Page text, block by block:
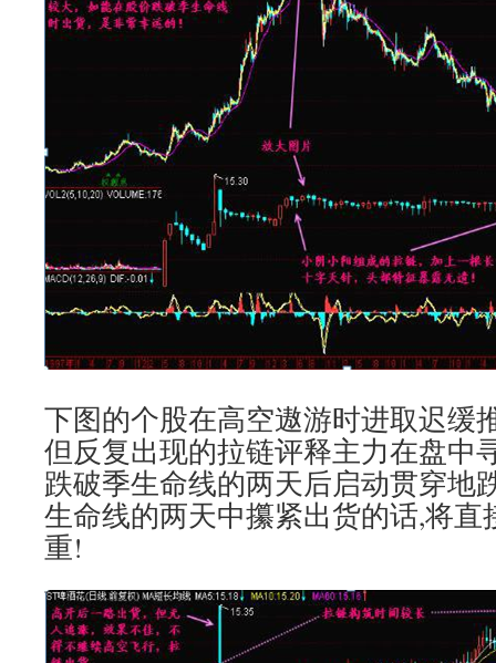
下图的个股在高空遨游时进取迟缓
但反复出现的拉链评释主力在盘中
跌破季生命线的两天后启动贯穿地
生命线的两天中攥紧出货的话,将直
重!